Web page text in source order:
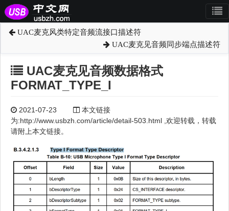
UAC麦克风类特定音频流接口描述符
UAC麦克见音频同步端点描述符
UAC麦克见音频数据格式
FORMAT_TYPE_I
2021-07-23
本文链接
为:http://www.usbzh.com/article/detail-503.html ,欢迎转载，转载
请附上本文链接。